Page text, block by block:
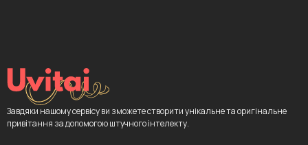
Завдяки нашому сервісу ви зможете створити унікальне та оригінальне
привітання за допомогою штучного інтелекту.